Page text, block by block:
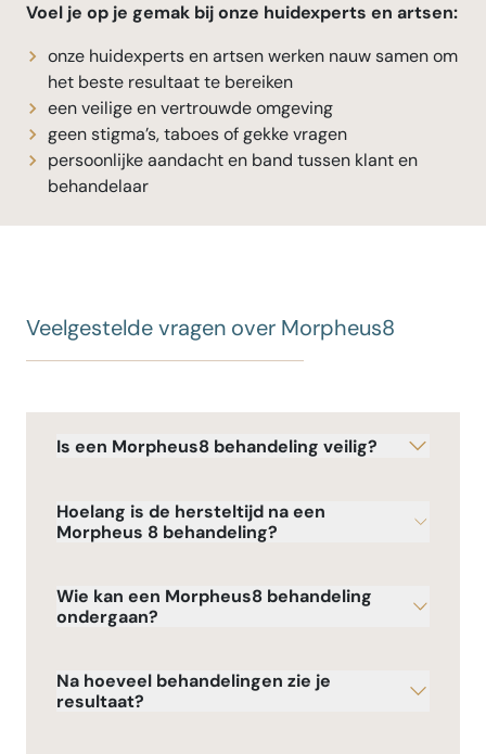
Voel je op je gemak bij onze huidexperts en artsen:
onze huidexperts en artsen werken nauw samen om
het beste resultaat te bereiken
een veilige en vertrouwde omgeving
geen stigma’s, taboes of gekke vragen
persoonlijke aandacht en band tussen klant en
behandelaar
Veelgestelde vragen over Morpheus8
Is een Morpheus8 behandeling veilig?
Hoelang is de hersteltijd na een
Morpheus 8 behandeling?
Wie kan een Morpheus8 behandeling
ondergaan?
Na hoeveel behandelingen zie je
resultaat?